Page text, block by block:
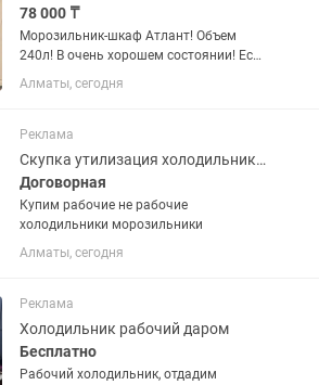
78 000 ₸
Морозильник-шкаф Атлант! Объем
240л! В очень хорошем состоянии! Есть
небольшие царапины на дверце и
трещина одной задвижки! Морозит
года назад! Продаем в связи с...
Алматы, сегодня
Реклама
Скупка утилизация холодильников
Договорная
Купим рабочие не рабочие
холодильники морозильники
Алматы, сегодня
Реклама
Холодильник рабочий даром
Бесплатно
Рабочий холодильник, отдадим